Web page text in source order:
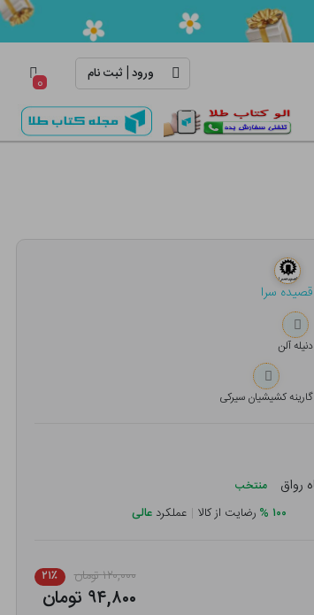
ورود| ثبت نام ۰
قصیده سرا
دنیله آلن
گارینه کشیشیان سیرکی
رواق منتخب
۱۰۰ % رضایت از کالا | عملکرد عالی
۱۲۰,۰۰۰ تومان ۲۱٪
۹۴,۸۰۰ تومان